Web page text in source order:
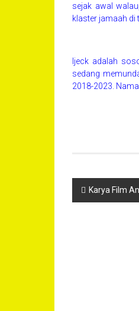
sejak awal
klaster jamaah di
Ijeck adalah
sedang
2018-2023.
Navigasi
Karya Film